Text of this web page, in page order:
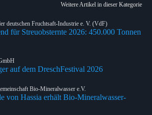
Weitere Artikel in dieser Kategorie
deutschen Fruchtsaft-Industrie e. V. (VdF)
für Streuobsternte 2026: 450.000 Tonnen
auf dem DreschFestival 2026
Bio-Mineralwasser e.V.
von Hassia erhält Bio-Mineralwasser-